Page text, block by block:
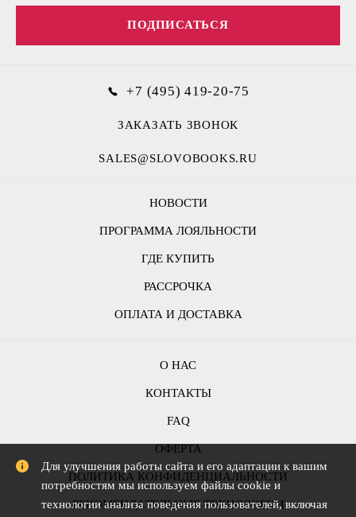
НОВОСТИ
ПРОГРАММА ЛОЯЛЬНОСТИ
ГДЕ КУПИТЬ
РАССРОЧКА
ОПЛАТА И ДОСТАВКА
ПОДПИСАТЬСЯ
О НАС
КОНТАКТЫ
FAQ
ОФЕРТА
ПОЛИТИКА КОНФИДЕНЦИАЛЬНОСТИ
РЕКОМЕНДАТЕЛЬНЫЕ ТЕХНОЛОГИИ
+7 (495) 419-20-75
ЗАКАЗАТЬ ЗВОНОК
SALES@SLOVOBOOKS.RU
Для улучшения работы сайта и его адаптации к вашим
потребностям мы используем файлы cookie и
технологии анализа поведения пользователей, включая